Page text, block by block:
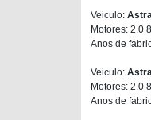
Veiculo: Astra
Motores: 2.0
Anos de
Veiculo:
Motores: 2.0
Anos de